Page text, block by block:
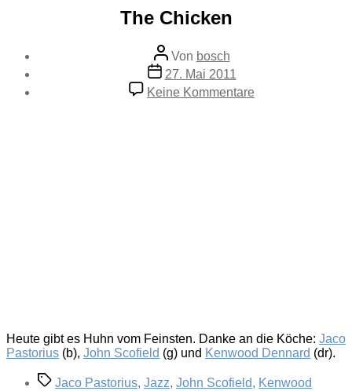
The Chicken
Beitragsautor
Von bosch
Veröffentlichungsdatum
27. Mai 2011
Keine Kommentare
The
Heute gibt es Huhn vom Feinsten. Danke an die Köche: Jaco
Pastorius (b), John Scofield (g) und Kenwood Dennard (dr).
Schlagwörter
Jaco Pastorius, Jazz, John Scofield, Kenwood